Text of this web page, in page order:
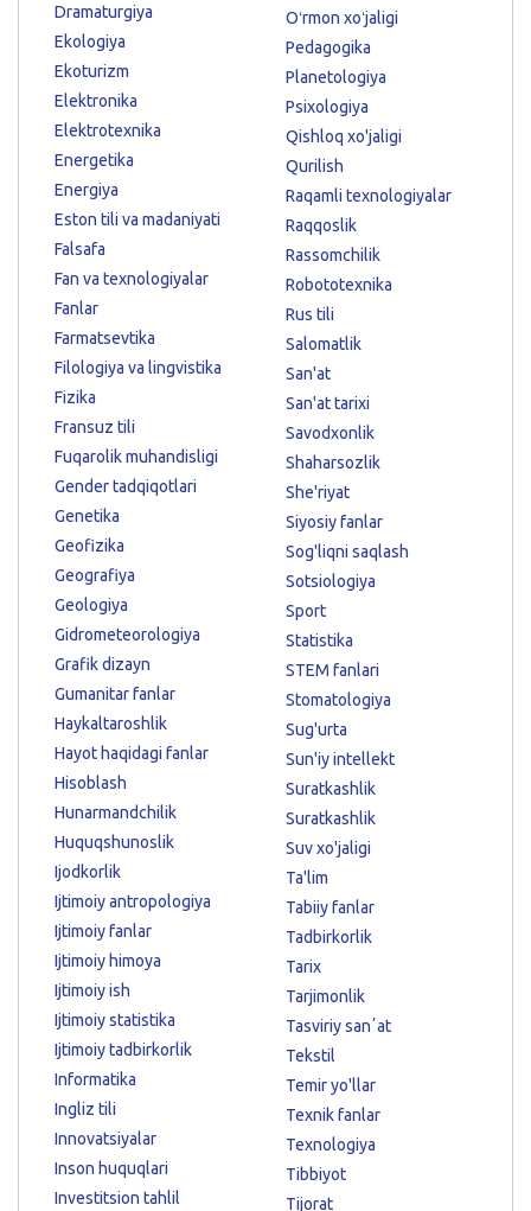
Dramaturgiya
Ekologiya
Ekoturizm
Elektronika
Elektrotexnika
Energetika
Energiya
Eston tili va madaniyati
Falsafa
Fan va texnologiyalar
Fanlar
Farmatsevtika
Filologiya va lingvistika
Fizika
Fransuz tili
Fuqarolik muhandisligi
Gender tadqiqotlari
Genetika
Geofizika
Geografiya
Geologiya
Gidrometeorologiya
Grafik dizayn
Gumanitar fanlar
Haykaltaroshlik
Hayot haqidagi fanlar
Hisoblash
Hunarmandchilik
Huquqshunoslik
Ijodkorlik
Ijtimoiy antropologiya
Ijtimoiy fanlar
Ijtimoiy himoya
Ijtimoiy ish
Ijtimoiy statistika
Ijtimoiy tadbirkorlik
Informatika
Ingliz tili
Innovatsiyalar
Inson huquqlari
Investitsion tahlil
Oʻrmon xoʻjaligi
Pedagogika
Planetologiya
Psixologiya
Qishloq xo'jaligi
Qurilish
Raqamli texnologiyalar
Raqqoslik
Rassomchilik
Robototexnika
Rus tili
Salomatlik
San'at
San'at tarixi
Savodxonlik
Shaharsozlik
She'riyat
Siyosiy fanlar
Sog'liqni saqlash
Sotsiologiya
Sport
Statistika
STEM fanlari
Stomatologiya
Sug'urta
Sun'iy intellekt
Suratkashlik
Suratkashlik
Suv xo'jaligi
Ta'lim
Tabiiy fanlar
Tadbirkorlik
Tarix
Tarjimonlik
Tasviriy sanʼat
Tekstil
Temir yo'llar
Texnik fanlar
Texnologiya
Tibbiyot
Tijorat